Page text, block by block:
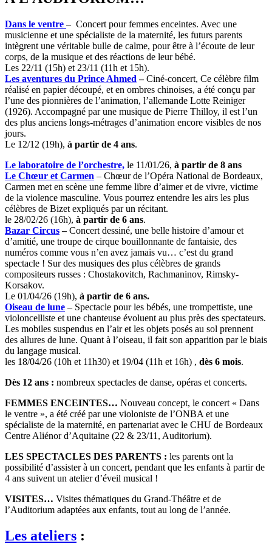
Dans le ventre – Concert pour femmes enceintes. Avec une
musicienne et une spécialiste de la maternité, les futurs parents
intègrent une véritable bulle de calme, pour être à l’écoute de leur
corps, de la musique et des réactions de leur bébé.
Les 22/11 (15h) et 23/11 (11h et 15h).
Les aventures du Prince Ahmed –Ciné-concert, Ce célèbre film
réalisé en papier découpé, et en ombres chinoises, a été conçu par
l’une des pionnières de l’animation, l’allemande Lotte Reiniger
(1926). Accompagné par une musique de Pierre Thilloy, il est l’un
des plus anciens longs-métrages d’animation encore visibles de nos
jours.
Le 12/12 (19h), à partir de 4 ans.
Le laboratoire de l’orchestre, le 11/01/26, à partir de 8 ans
Le Chœur et Carmen – Chœur de l’Opéra National de Bordeaux,
Carmen met en scène une femme libre d’aimer et de vivre, victime
de la violence masculine. Vous pourrez entendre les airs les plus
célèbres de Bizet expliqués par un récitant.
le 28/02/26 (16h), à partir de 6 ans.
Bazar Circus–Concert dessiné, une belle histoire d’amour et
d’amitié, une troupe de cirque bouillonnante de fantaisie, des
numéros comme vous n’en avez jamais vu… c’est du grand
spectacle ! Sur des musiques des plus célèbres de grands
compositeurs russes : Chostakovitch, Rachmaninov, Rimsky-
Korsakov.
Le 01/04/26 (19h), à partir de 6 ans.
Oiseau de lune – Spectacle pour les bébés, une trompettiste, une
violoncelliste et une chanteuse évoluent au plus près des spectateurs.
Les mobiles suspendus en l’air et les objets posés au sol prennent
des allures de lune. Quant à l’oiseau, il fait son apparition par le biais
du langage musical.
les 18/04/26 (10h et 11h30) et 19/04 (11h et 16h) , dès 6 mois.
Dès 12 ans : nombreux spectacles de danse, opéras et concerts.
FEMMES ENCEINTES… Nouveau concept, le concert « Dans
le ventre », a été créé par une violoniste de l’ONBA et une
spécialiste de la maternité, en partenariat avec le CHU de Bordeaux
Centre Aliénor d’Aquitaine (22 & 23/11, Auditorium).
LES SPECTACLES DES PARENTS : les parents ont la
possibilité d’assister à un concert, pendant que les enfants à partir de
4 ans suivent un atelier d’éveil musical !
VISITES… Visites thématiques du Grand-Théâtre et de
l’Auditorium adaptées aux enfants, tout au long de l’année.
Les ateliers :